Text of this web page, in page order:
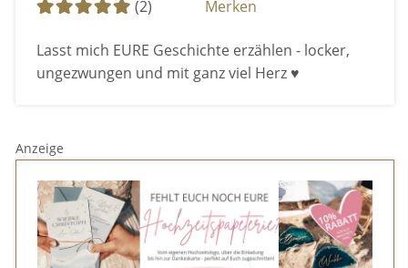
(2)
Merken
Lasst mich EURE Geschichte erzählen - locker,
ungezwungen und mit ganz viel Herz ♥
Anzeige